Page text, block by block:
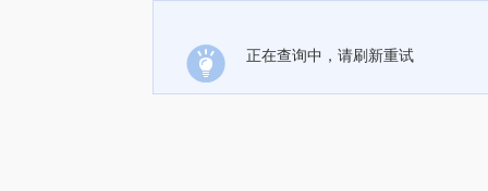
正在查询中，请刷新重试